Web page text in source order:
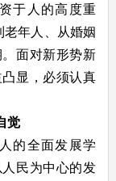
于人的高度重
老年人、从婚姻
面对新形势新
显，必须认真
觉
的全面发展学
民为中心的发